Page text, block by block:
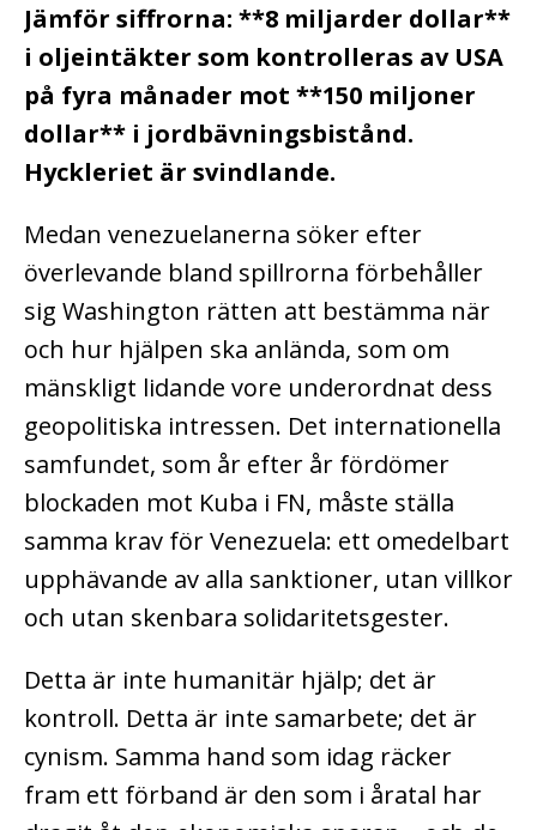
Jämför siffrorna: **8 miljarder dollar**
i oljeintäkter som kontrolleras av USA
på fyra månader mot **150 miljoner
dollar** i jordbävningsbistånd.
Hyckleriet är svindlande.
Medan venezuelanerna söker efter
överlevande bland spillrorna förbehåller
sig Washington rätten att bestämma när
och hur hjälpen ska anlända, som om
mänskligt lidande vore underordnat dess
geopolitiska intressen. Det internationella
samfundet, som år efter år fördömer
blockaden mot Kuba i FN, måste ställa
samma krav för Venezuela: ett omedelbart
upphävande av alla sanktioner, utan villkor
och utan skenbara solidaritetsgester.
Detta är inte humanitär hjälp; det är
kontroll. Detta är inte samarbete; det är
cynism. Samma hand som idag räcker
fram ett förband är den som i åratal har